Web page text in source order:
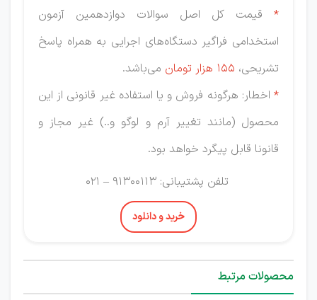
* قیمت کل اصل سوالات دوازدهمین آزمون
استخدامی فراگیر دستگاه‌های اجرایی به همراه پاسخ
تشریحی،
تومان می‌باشد.
* اخطار: هرگونه فروش و یا استفاده غیر قانونی از این
محصول (مانند تغییر آرم و لوگو و..) غیر مجاز و
قانونا قابل پیگرد خواهد بود.
تلفن پشتیبانی: 91300113 – 021
خرید و دانلود
محصولات مرتبط